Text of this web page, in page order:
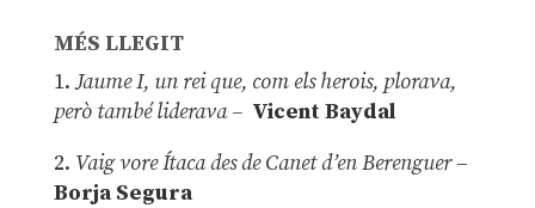
MÉS LLEGIT
1.Jaume I, un rei que, com els herois, plorava,
però també liderava – Vicent Baydal
2. Vaig vore Ítaca des de Canet d’en Berenguer–
Borja Segura